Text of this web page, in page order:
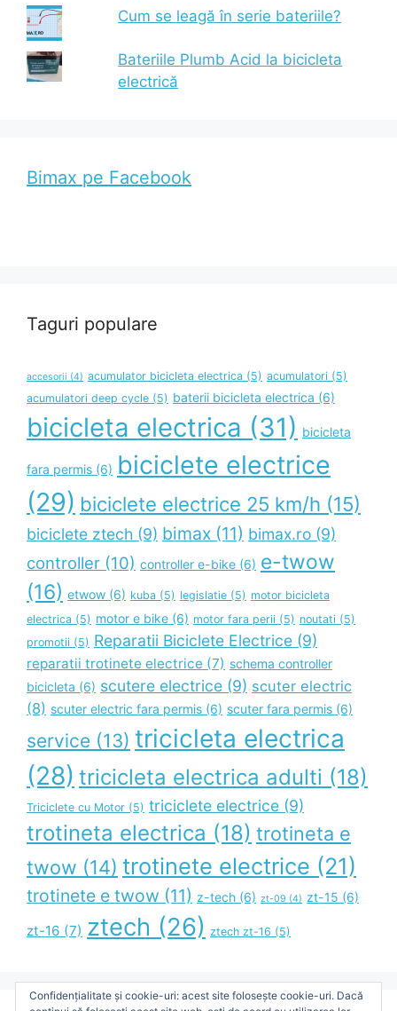
Cum se leagă în serie bateriile?
Bateriile Plumb Acid la bicicleta
electrică
Bimax pe Facebook
Taguri populare
accesorii (4) acumulator bicicleta electrica (5) acumulatori (5)
acumulatori deep cycle (5) baterii bicicleta electrica (6)
bicicleta electrica (31) bicicleta
fara permis (6) biciclete electrice
(29) biciclete electrice 25 km/h (15)
biciclete ztech (9) bimax (11) bimax.ro (9)
controller (10) controller e-bike (6) e-twow
(16) etwow (6) kuba (5) legislatie (5) motor bicicleta
electrica (5) motor e bike (6) motor fara perii (5) noutati (5)
promotii (5) Reparatii Biciclete Electrice (9)
reparatii trotinete electrice (7) schema controller
bicicleta (6) scutere electrice (9) scuter electric
(8) scuter electric fara permis (6) scuter fara permis (6)
service (13) tricicleta electrica
(28) tricicleta electrica adulti (18)
Triciclete cu Motor (5) triciclete electrice (9)
trotineta electrica (18) trotineta e
twow (14) trotinete electrice (21)
trotinete e twow (11) z-tech (6) zt-09 (4) zt-15 (6)
zt-16 (7) ztech (26) ztech zt-16 (5)
Confidențialitate și cookie-uri: acest site folosește cookie-uri. Dacă